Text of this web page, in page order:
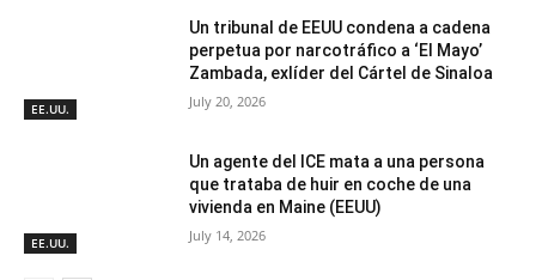
EE.UU.
Un tribunal de EEUU condena a cadena
perpetua por narcotráfico a ‘El Mayo’
Zambada, exlíder del Cártel de Sinaloa
July 20, 2026
EE.UU.
Un agente del ICE mata a una persona
que trataba de huir en coche de una
vivienda en Maine (EEUU)
July 14, 2026